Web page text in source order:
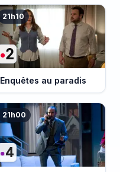
21h10
Enquêtes au paradis
21h00